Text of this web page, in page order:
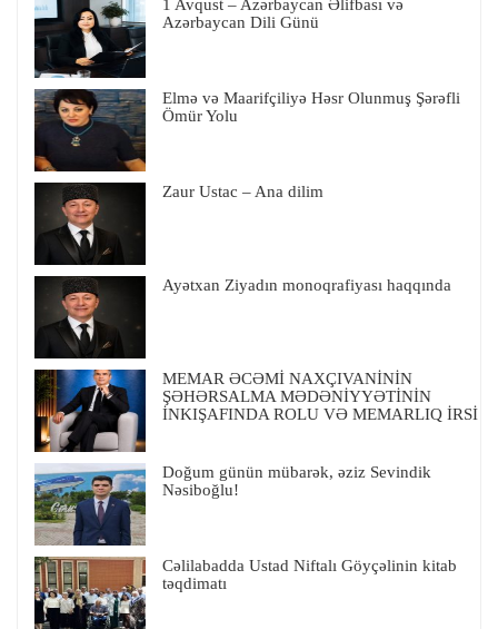
1 Avqust – Azərbaycan Əlifbası və
Azərbaycan Dili Günü
Elmə və Maarifçiliyə Həsr Olunmuş Şərəfli
Ömür Yolu
Zaur Ustac – Ana dilim
Ayətxan Ziyadın monoqrafiyası haqqında
MEMAR ƏCƏMİ NAXÇIVANİNİN
ŞƏHƏRSALMA MƏDƏNİYYƏTİNİN
İNKIŞAFINDA ROLU VƏ MEMARLIQ İRSİ
Doğum günün mübarək, əziz Sevindik
Nəsiboğlu!
Cəlilabadda Ustad Niftalı Göyçəlinin kitab
təqdimatı